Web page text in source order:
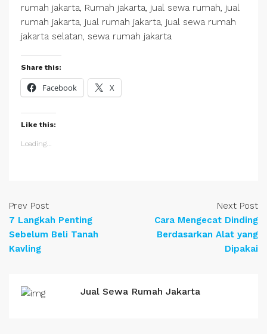
rumah jakarta, Rumah jakarta, jual sewa rumah, jual
rumah jakarta, jual rumah jakarta, jual sewa rumah
jakarta selatan, sewa rumah jakarta
Share this:
Facebook X
Like this:
Loading...
Prev Post
7 Langkah Penting
Sebelum Beli Tanah
Kavling
Next Post
Cara Mengecat Dinding
Berdasarkan Alat yang
Dipakai
Jual Sewa Rumah Jakarta